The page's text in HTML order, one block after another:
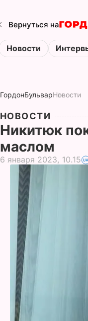
Вернуться на
Новости
ГордонБульварНовости
НОВОСТИ
Никитюк
маслом
6 января 2023, 10.15